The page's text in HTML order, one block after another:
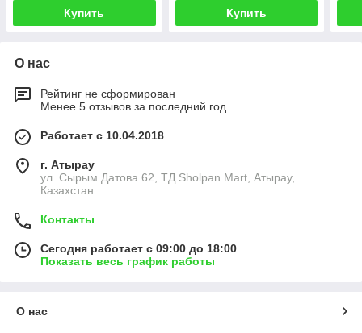
Купить Купить
О нас
Рейтинг не сформирован
Менее 5 отзывов за последний год
Работает с 10.04.2018
г. Атырау
ул. Сырым Датова 62, ТД Sholpan Mart, Атырау,
Казахстан
Контакты
Сегодня работает с 09:00 до 18:00
Показать весь график работы
О нас